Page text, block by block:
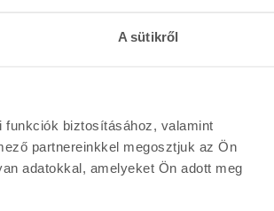
A sütikről
biztosításához, valamint
partnereinkkel megosztjuk az Ön
adatokkal, amelyeket Ön adott meg